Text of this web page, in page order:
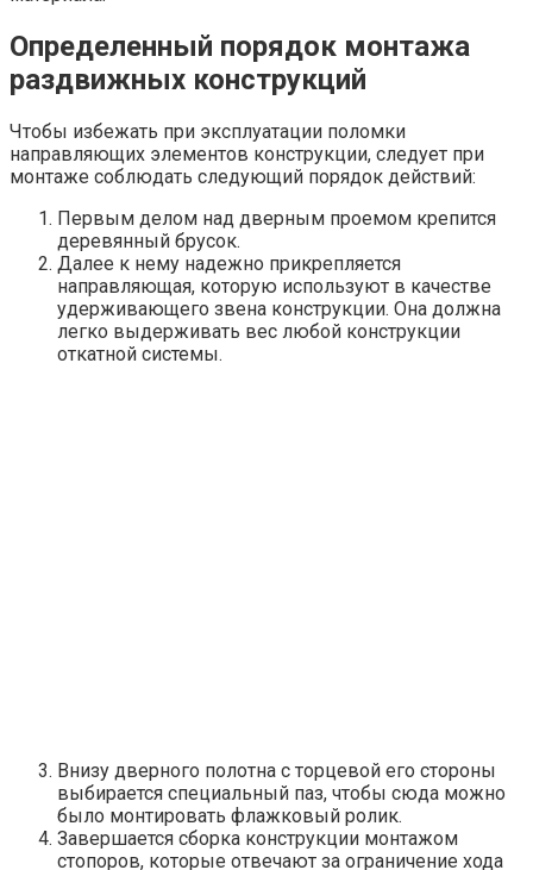
Определенный порядок монтажа
раздвижных конструкций
Чтобы избежать при эксплуатации поломки
направляющих элементов конструкции, следует при
монтаже соблюдать следующий порядок действий:
Первым делом над дверным проемом крепится
деревянный брусок.
Далее к нему надежно прикрепляется
направляющая, которую используют в качестве
удерживающего звена конструкции. Она должна
легко выдерживать вес любой конструкции
откатной системы.
Внизу дверного полотна с торцевой его стороны
выбирается специальный паз, чтобы сюда можно
было монтировать флажковый ролик.
Завершается сборка конструкции монтажом
стопоров, которые отвечают за ограничение хода